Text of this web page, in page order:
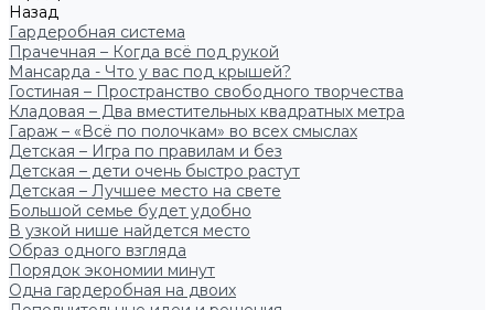
Назад
Гардеробная система
Прачечная – Когда всё под рукой
Мансарда - Что у вас под крышей?
Гостиная – Пространство свободного творчества
Кладовая – Два вместительных квадратных метра
Гараж – «Всё по полочкам» во всех смыслах
Детская – Игра по правилам и без
Детская – дети очень быстро растут
Детская – Лучшее место на свете
Большой семье будет удобно
В узкой нише найдется место
Образ одного взгляда
Порядок экономии минут
Одна гардеробная на двоих